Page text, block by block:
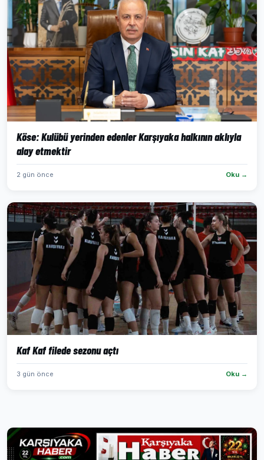
Köse: Kulübü yerinden edenler Karşıyaka halkının aklıyla
alay etmektir
2 gün önce Oku →
Kaf Kaf filede sezonu açtı
3 gün önce Oku →